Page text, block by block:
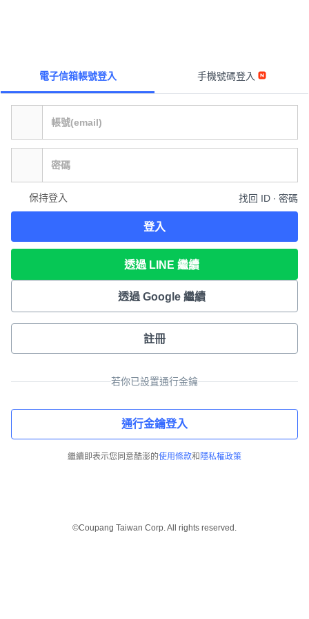
電子信箱帳號登入 手機號碼登入
保持登入 找回 ID ∙ 密碼
登入
透過 LINE 繼續
透過 Google 繼續
註冊
若你已設置通行金鑰
通行金鑰登入
繼續即表示您同意酷澎的使用條款和 隱私權政策
©Coupang Taiwan Corp. All rights reserved.